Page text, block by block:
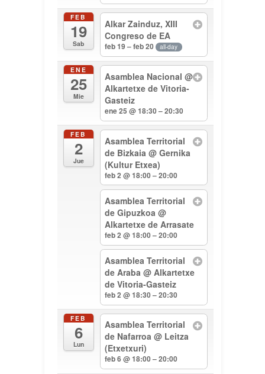
FEB
19
Sab
Alkar Zainduz, XIII
Congreso de EA
feb 19 – feb 20 all-day
ENE
25
Mie
Asamblea Nacional@
Alkartetxe de Vitoria-
Gasteiz
ene 25 @ 18:30 – 20:30
FEB
2
Jue
Asamblea Territorial
de Bizkaia@ Gernika
(Kultur Etxea)
feb 2 @ 18:00 – 20:00
Asamblea Territorial
de Gipuzkoa@
Alkartetxe de Arrasate
feb 2 @ 18:00 – 20:00
Asamblea Territorial
de Araba@ Alkartetxe
de Vitoria-Gasteiz
feb 2 @ 18:30 – 20:30
FEB
6
Lun
Asamblea Territorial
de Nafarroa@ Leitza
(Etxetxuri)
feb 6 @ 18:00 – 20:00